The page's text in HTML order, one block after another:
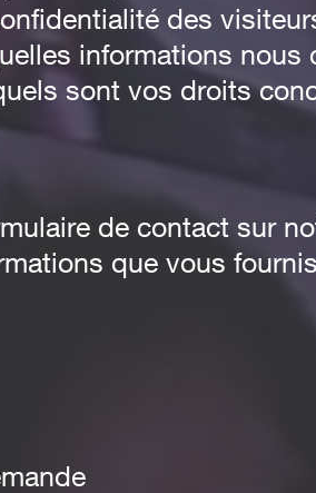
des
informations nous
sont vos droits
de contact sur
que vous